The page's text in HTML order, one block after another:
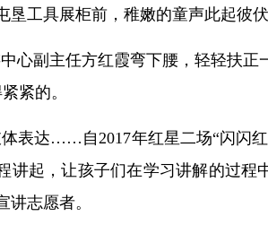
工具展柜前，稚嫩的童声此起彼伏
心副主任方红霞弯下腰，轻轻扶正
紧的。
表达……自2017年红星二场“闪闪
讲起，让孩子们在学习讲解的过程
志愿者。